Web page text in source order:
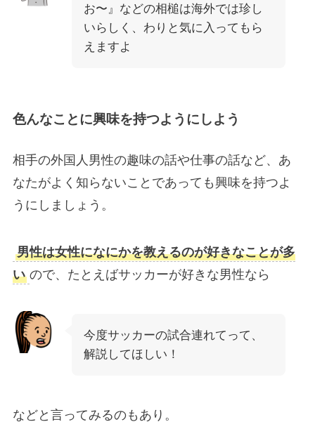
お〜』などの相槌は海外では珍し
いらしく、わりと気に入ってもら
えますよ
色んなことに興味を持つようにしよう
相手の外国人男性の趣味の話や仕事の話など、あ
なたがよく知らないことであっても興味を持つよ
うにしましょう。
男性は女性になにかを教えるのが好きなことが多
い ので、たとえばサッカーが好きな男性なら
今度サッカーの試合連れてって、
解説してほしい！
などと言ってみるのもあり。